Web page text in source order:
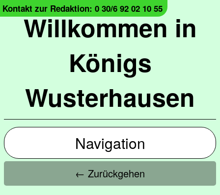
Willkommen in
Königs
Wusterhausen
Kontakt zur Redaktion: 0 30/6 92 02 10 55
Navigation
← Zurückgehen